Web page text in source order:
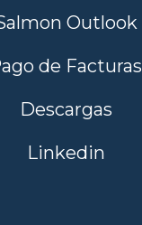
Outlook
de Facturas
Descargas
Linkedin